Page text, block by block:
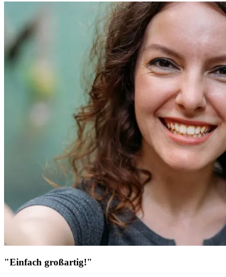
"Einfach großartig!"